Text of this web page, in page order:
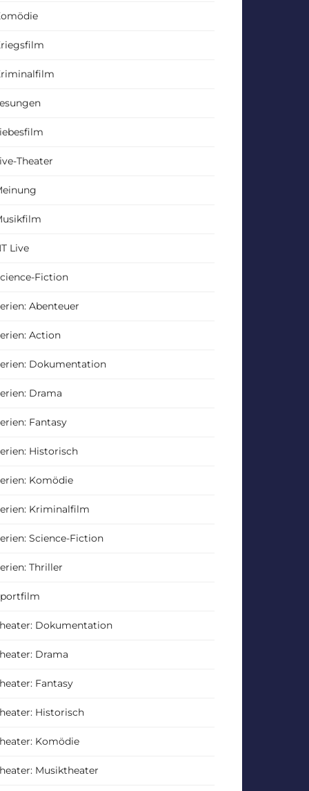
Theater
Live
Fiction
Abenteuer
Action
Dokumentation
Drama
Fantasy
Historisch
Komödie
Kriminalfilm
Science-Fiction
Thriller
Dokumentation
Drama
Fantasy
Historisch
Komödie
Musiktheater